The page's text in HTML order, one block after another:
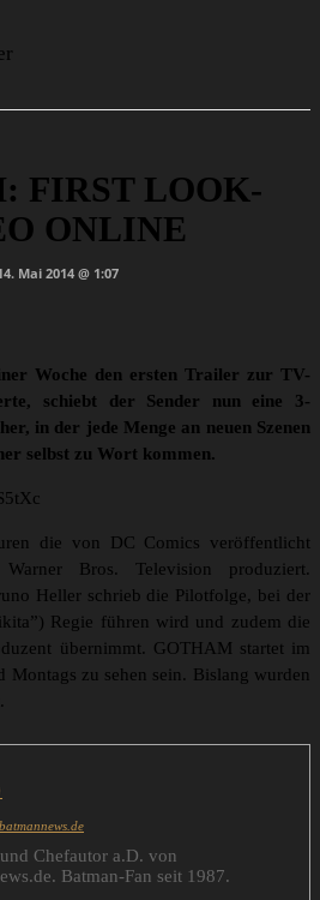
FIRST LOOK-
ONLINE
Mai 2014 @ 1:07
Woche den ersten Trailer zur TV-
schiebt der Sender nun eine 3-
in der jede Menge an neuen Szenen
selbst zu Wort kommen.
die von DC Comics veröffentlicht
Bros. Television produziert.
Heller schrieb die Pilotfolge, bei der
Regie führen wird und zudem die
übernimmt. GOTHAM startet im
Montags zu sehen sein. Bislang wurden
Chefautor a.D. von
Batman-Fan seit 1987.